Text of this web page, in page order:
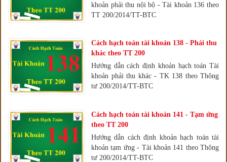
khoản phải thu nội bộ - Tài khoản 136 theo
TT 200/2014/TT-BTC
Cách hạch toán tài khoản 138 - Phải thu
khác theo TT 200
Hướng dẫn cách định khoản hạch toán Tài
khoản phải thu khác - TK 138 theo Thông
tư 200/2014/TT-BTC
Cách hạch toán tài khoản 141 - Tạm ứng
theo TT 200
Hướng dẫn cách định khoản hạch toán tài
khoản tạm ứng - Tài khoản 141 theo Thông
tư 200/2014/TT-BTC